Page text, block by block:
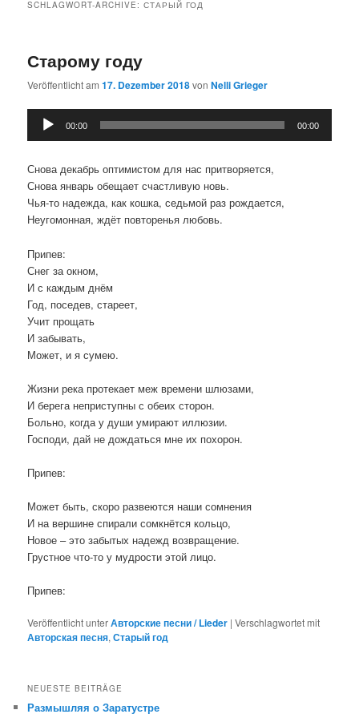
SCHLAGWORT-ARCHIVE:СТАРЫЙ ГОД
Старому году
Veröffentlicht am17. Dezember 2018vonNelli Grieger
Audio-
Player
00:00 00:00
Снова декабрь оптимистом для нас притворяется,
Снова январь обещает счастливую новь.
Чья-то надежда, как кошка, седьмой раз рождается,
Неугомонная, ждёт повторенья любовь.
Припев:
Снег за окном,
И с каждым днём
Год, поседев, стареет,
Учит прощать
И забывать,
Может, и я сумею.
Жизни река протекает меж времени шлюзами,
И берега неприступны с обеих сторон.
Больно, когда у души умирают иллюзии.
Господи, дай не дождаться мне их похорон.
Припев:
Может быть, скоро развеются наши сомнения
И на вершине спирали сомкнётся кольцо,
Новое – это забытых надежд возвращение.
Грустное что-то у мудрости этой лицо.
Припев:
Veröffentlicht unterАвторские песни / Lieder |Verschlagwortet mit
Авторская песня,Старый год
NEUESTE BEITRÄGE
Размышляя о Заратустре